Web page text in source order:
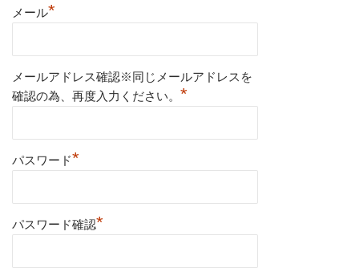
メール*
メールアドレス確認※同じメールアドレスを
確認の為、再度入力ください。 *
パスワード*
パスワード確認*